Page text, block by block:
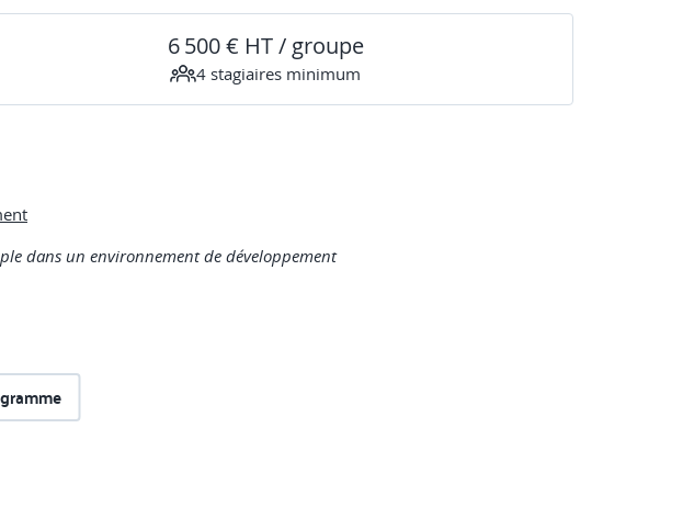
6 500 € HT / groupe
4 stagiaires minimum
dans un environnement de développement
C++ permettant à l’utilisateur de saisir son prénom et de dire «